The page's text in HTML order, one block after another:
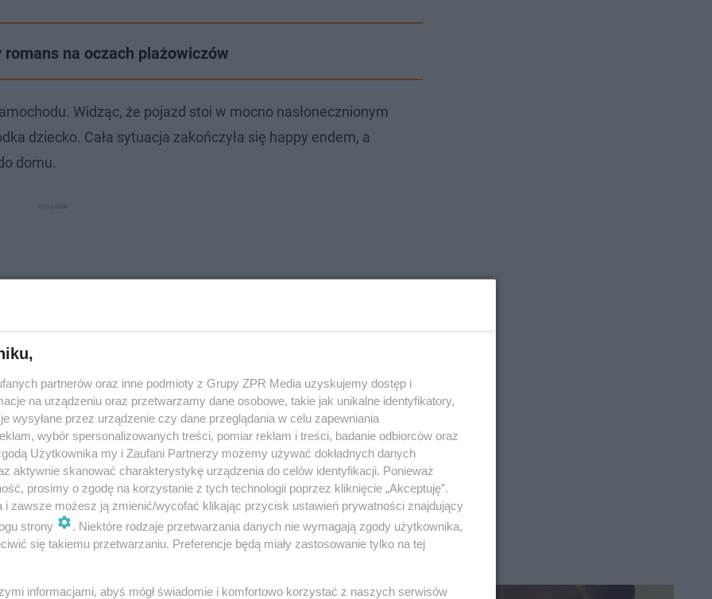
na oczach plażowiczów
Widząc, że pojazd stoi w mocno nasłonecznionym
dziecko. Cała sytuacja zakończyła się happy endem, a
domu.
w aucie nawet na przysłowiowe 5 minut. Rozgrzany
partnerów oraz inne podmioty z Grupy ZPR Media uzyskujemy dostęp i
na urządzeniu oraz przetwarzamy dane osobowe, takie jak unikalne identyfikatory,
wysyłane przez urządzenie czy dane przeglądania w celu zapewniania
wybór spersonalizowanych treści, pomiar reklam i treści, badanie odbiorców oraz
Użytkownika my i Zaufani Partnerzy możemy używać dokładnych danych
aktywnie skanować charakterystykę urządzenia do celów identyfikacji. Ponieważ
prosimy o zgodę na korzystanie z tych technologii poprzez kliknięcie „Akceptuję”.
i zawsze możesz ją zmienić/wycofać klikając przycisk ustawień prywatności znajdujący
strony
. Niektóre rodzaje przetwarzania danych nie wymagają zgody użytkownika,
się takiemu przetwarzaniu. Preferencje będą miały zastosowanie tylko na tej
informacjami, abyś mógł świadomie i komfortowo korzystać z naszych serwisów